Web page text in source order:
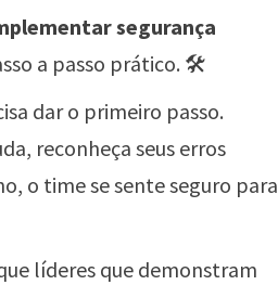
segurança
a passo prático. 🛠️
dar o primeiro passo.
reconheça seus erros
o time se sente seguro para
líderes que demonstram